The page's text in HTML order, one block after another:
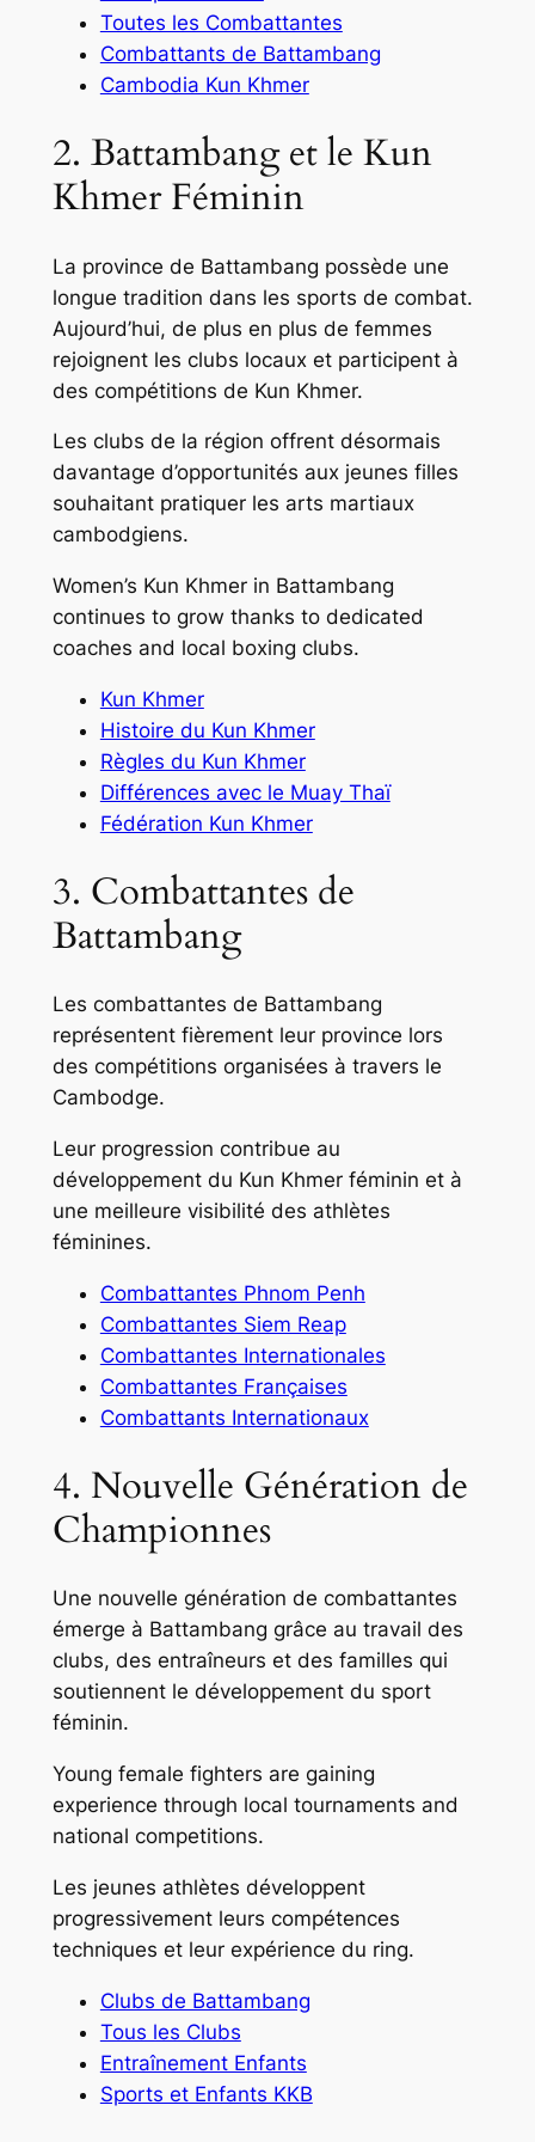
Toutes les Combattantes
Combattants de Battambang
Cambodia Kun Khmer
2. Battambang et le Kun
Khmer Féminin
La province de Battambang possède une
longue tradition dans les sports de combat.
Aujourd’hui, de plus en plus de femmes
rejoignent les clubs locaux et participent à
des compétitions de Kun Khmer.
Les clubs de la région offrent désormais
davantage d’opportunités aux jeunes filles
souhaitant pratiquer les arts martiaux
cambodgiens.
Women’s Kun Khmer in Battambang
continues to grow thanks to dedicated
coaches and local boxing clubs.
Kun Khmer
Histoire du Kun Khmer
Règles du Kun Khmer
Différences avec le Muay Thaï
Fédération Kun Khmer
3. Combattantes de
Battambang
Les combattantes de Battambang
représentent fièrement leur province lors
des compétitions organisées à travers le
Cambodge.
Leur progression contribue au
développement du Kun Khmer féminin et à
une meilleure visibilité des athlètes
féminines.
Combattantes Phnom Penh
Combattantes Siem Reap
Combattantes Internationales
Combattantes Françaises
Combattants Internationaux
4. Nouvelle Génération de
Championnes
Une nouvelle génération de combattantes
émerge à Battambang grâce au travail des
clubs, des entraîneurs et des familles qui
soutiennent le développement du sport
féminin.
Young female fighters are gaining
experience through local tournaments and
national competitions.
Les jeunes athlètes développent
progressivement leurs compétences
techniques et leur expérience du ring.
Clubs de Battambang
Tous les Clubs
Entraînement Enfants
Sports et Enfants KKB